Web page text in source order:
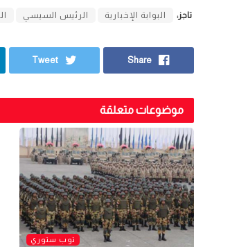
تاجز: البوابة الإخبارية الرئيس السيسي
Share
Tweet
موضوعات متعلقة
توب ستوري